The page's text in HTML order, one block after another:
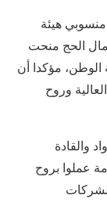
هيئة
الحج منحت
الوطن، مؤكدا أن
وروح
والقادة
عملوا بروح